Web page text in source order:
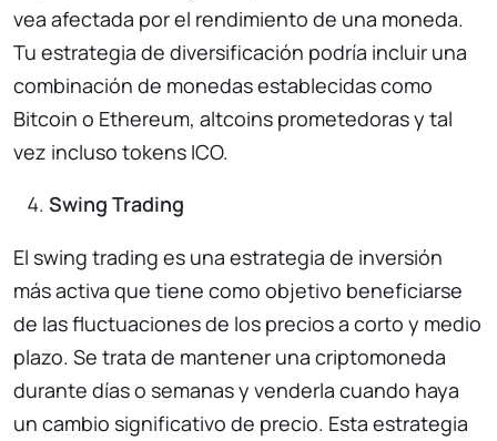
vea afectada por el rendimiento de una moneda.
Tu estrategia de diversificación podría incluir una
combinación de monedas establecidas como
Bitcoin o Ethereum, altcoins prometedoras y tal
vez incluso tokens ICO.
Swing Trading
El swing trading es una estrategia de inversión
más activa que tiene como objetivo beneficiarse
de las fluctuaciones de los precios a corto y medio
plazo. Se trata de mantener una criptomoneda
durante días o semanas y venderla cuando haya
un cambio significativo de precio. Esta estrategia